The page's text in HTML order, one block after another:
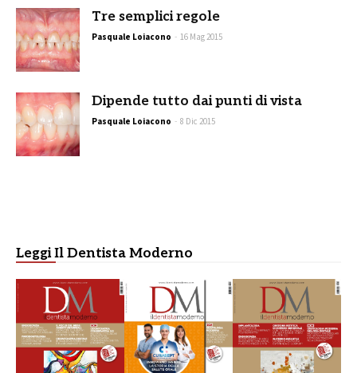
Tre semplici regole
Pasquale Loiacono - 16 Mag 2015
Dipende tutto dai punti di vista
Pasquale Loiacono - 8 Dic 2015
Leggi Il Dentista Moderno